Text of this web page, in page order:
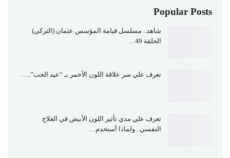
Popular Posts
شاهد.. مسلسل قيامة المؤسس عثمان (التركي)
الحلقة 49…
تعرف علي سر علاقة اللون الأحمر بـ “عيد الحب”..…
تعرف علي مدي تأثير اللون الأبيض في العلاج
النفسي.. ولماذا أستخدم…